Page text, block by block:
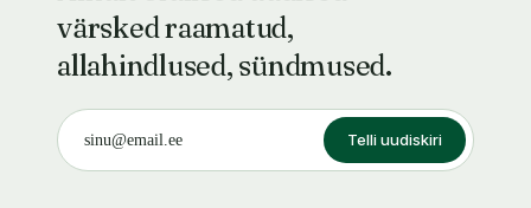
värsked raamatud,
allahindlused, sündmused.
Telli uudiskiri